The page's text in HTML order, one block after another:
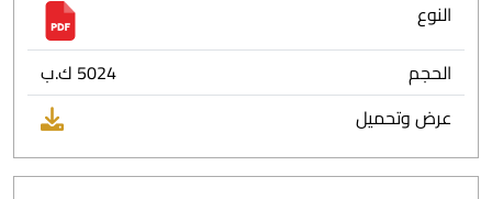
النوع
الحجم
5024 ك.ب
عرض وتحميل